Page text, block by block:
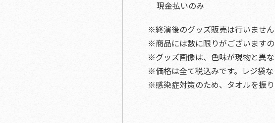
現金払いのみ
※終演後のグッズ販売は行いません
※商品には数に限りがございます
※グッズ画像は、色味が現物と異
※価格は全て税込みです。レジ袋
※感染症対策のため、タオルを振り